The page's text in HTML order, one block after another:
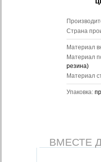
Страна
Материал
Материал
резина)
Материал
Упаковка:
ВМЕСТЕ